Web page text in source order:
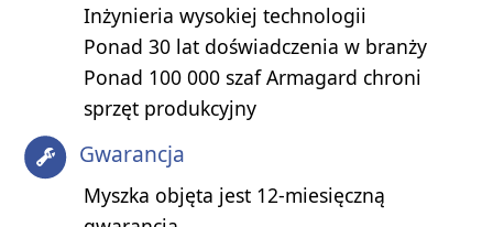
Inżynieria wysokiej technologii
Ponad 30 lat doświadczenia w branży
Ponad 100 000 szaf Armagard chroni
sprzęt produkcyjny
Gwarancja
Myszka objęta jest 12-miesięczną